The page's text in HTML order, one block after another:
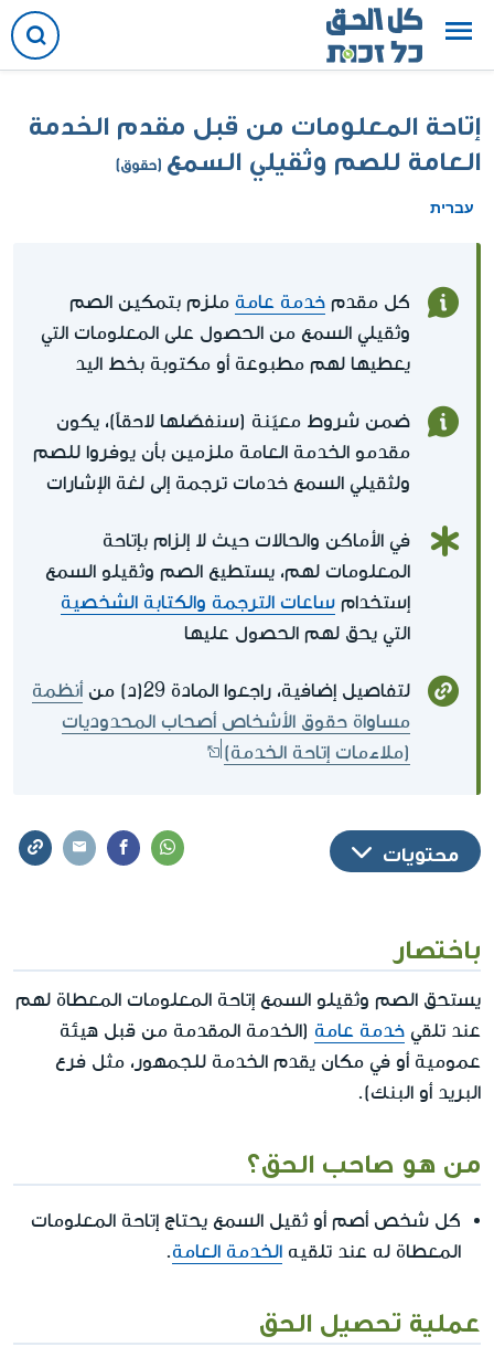
إتاحة المعلومات من قبل مقدم الخدمة
العامة للصم وثقيلي السمع (حقوق)
עברית
كل مقدم خدمة عامة ملزم بتمكين الصم
وثقيلي السمع من الحصول على المعلومات التي
يعطيها لهم مطبوعة أو مكتوبة بخط اليد
ضمن شروط معيّنة (سنفصّلها لاحقاً)، يكون
مقدمو الخدمة العامة ملزمين بأن يوفروا للصم
ولثقيلي السمع خدمات ترجمة إلى لغة الإشارات
في الأماكن والحالات حيث لا إلزام بإتاحة
المعلومات لهم، يستطيع الصم وثقيلو السمع
إستخدام ساعات الترجمة والكتابة الشخصية
التي يحق لهم الحصول عليها
لتفاصيل إضافية، راجعوا المادة 29(د) من
أنظمة
مساواة حقوق الأشخاص أصحاب المحدوديات
(ملاءمات إتاحة الخدمة)
محتويات
باختصار
يستحق الصم وثقيلو السمع إتاحة المعلومات المعطاة لهم
عند تلقي خدمة عامة (الخدمة المقدمة من قبل هيئة
عمومية أو في مكان يقدم الخدمة للجمهور، مثل فرع
البريد أو البنك).
من هو صاحب الحق؟
كل شخص أصم أو ثقيل السمع يحتاج إتاحة المعلومات
المعطاة له عند تلقيه الخدمة العامة.
عملية تحصيل الحق